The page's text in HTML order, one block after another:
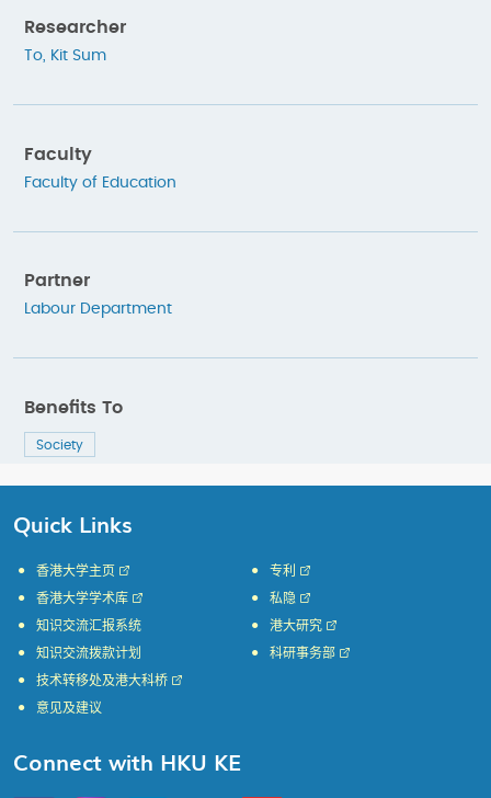
Researcher
To, Kit Sum
Faculty
Faculty of Education
Partner
Labour Department
Benefits To
Society
Quick Links
香港大学主页
香港大学学术库
知识交流汇报系统
知识交流拨款计划
专利
私隐
港大研究
科研事务部
技术转移处及港大科桥
意见及建议
Connect with HKU KE